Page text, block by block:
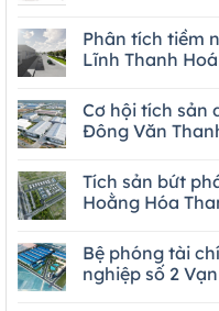
Phân tích tiềm
Lĩnh Thanh Hoá
Cơ hội tích sản
Đông Văn
Tích sản bứt
Hoằng Hóa
Bệ phóng tài
nghiệp số 2